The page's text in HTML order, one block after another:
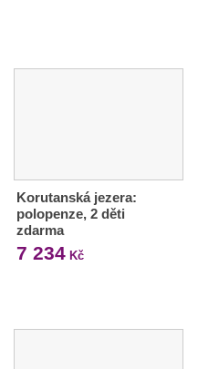
Korutanská jezera:
polopenze, 2 děti
zdarma
7 234 Kč